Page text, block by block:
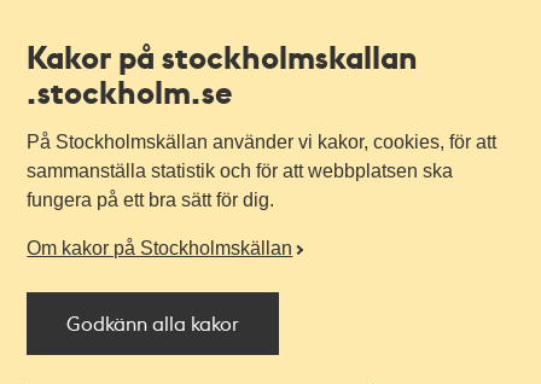
Kakor på stockholmskallan
.stockholm.se
På Stockholmskällan använder vi kakor, cookies, för att
sammanställa statistik och för att webbplatsen ska
fungera på ett bra sätt för dig.
Om kakor på Stockholmskällan
Godkänn alla kakor